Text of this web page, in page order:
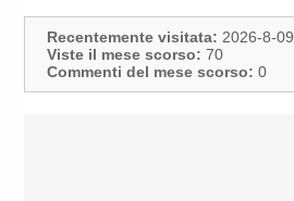
Recentemente visitata: 2026-8-09
Viste il mese scorso: 70
Commenti del mese scorso: 0